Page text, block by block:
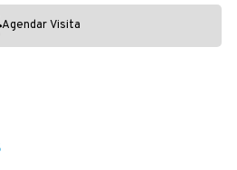
Agendar Visita